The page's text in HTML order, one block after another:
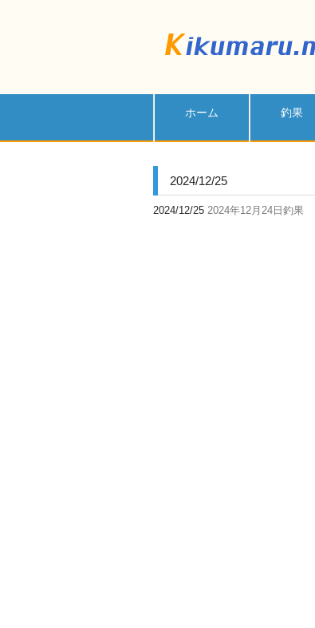
ホーム 釣果
2024/12/25
2024/12/25 2024年12月24日釣果